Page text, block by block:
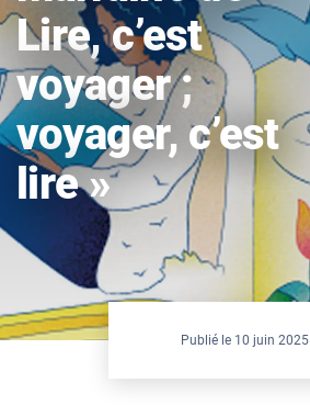
Lire, c’est
voyager ;
voyager, c’est
lire »
Publié le 10 juin 2025